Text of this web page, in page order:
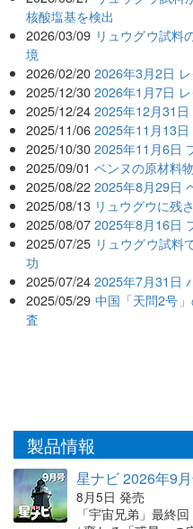
核酸塩基を検出
2026/03/09 リュウグウ試料
境
2026/02/20 2026年3月2日
2025/12/30 2026年1月7日
2025/12/24 2025年12月31
2025/11/06 2025年11月13日
2025/10/30 2025年11月6日
2025/09/01 ベンヌの原材料
2025/08/22 2025年8月29日
2025/08/13 リュウグウに残
2025/08/07 2025年8月16日
2025/07/25 リュウグウ試料
功
2025/07/24 2025年7月31日
2025/05/29 中国「天問2号
査
製品情報
星ナビ 2026年9
8月5日 発売
「宇宙兄弟」最終